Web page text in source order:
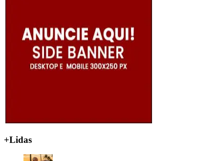
+Lidas